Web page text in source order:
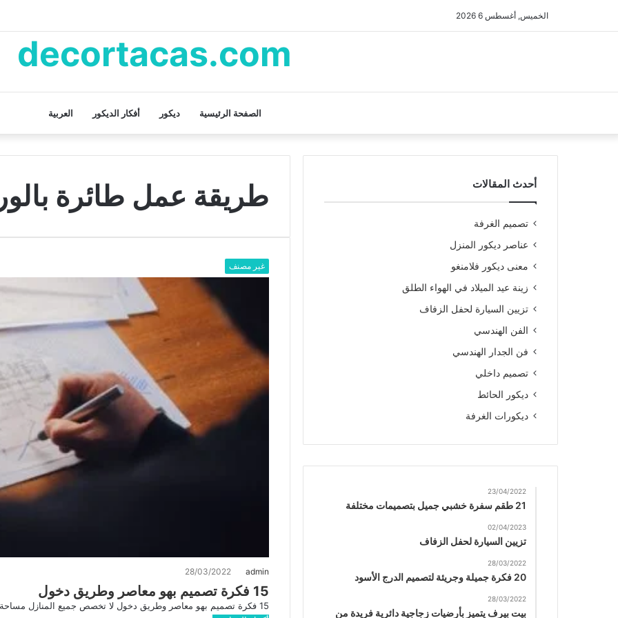
الخميس, أغسطس 6 2026
decortacas.com
الصفحة الرئيسية ديكور أفكار الديكور العربية
طريقة عمل طائرة
غير مصنف
admin
28/03/2022
15 فكرة تصميم بهو معاصر وطريق دخول
15 فكرة تصميم بهو معاصر وطريق دخول لا تخصص جميع المنازل مساحة للردهة أو طريق الدخول ، خاصة إذا كانت…
أحدث المقالات
تصميم الغرفة
عناصر ديكور المنزل
معنى ديكور فلامنغو
زينة عيد الميلاد في الهواء الطلق
تزيين السيارة لحفل الزفاف
الفن الهندسي
فن الجدار الهندسي
تصميم داخلي
ديكور الحائط
ديكورات الغرفة
23/04/2022
21 طقم سفرة خشبي جميل بتصميمات مختلفة
02/04/2023
تزيين السيارة لحفل الزفاف
28/03/2022
20 فكرة جميلة وجريئة لتصميم الدرج الأسود
28/03/2022
بيت بيرف يتميز بأرضيات زجاجية دائرية فريدة من